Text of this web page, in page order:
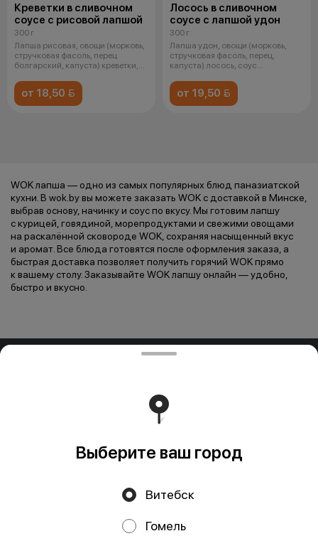
Креветки в сливочном
соусе с рисовой лапшой
300 г
Лапша рисовая, овощи (морковь,
стручковая фасоль, перец
болгарский, капуста) креветки,
от 18,50 
Лосось в сливочном
соусе с лапшой удон
300 г
Лапша удон, овощи (морковь,
стручковая фасоль, перец,
капуста) лосось, соус
от 19,50 
WOK лапша — одно из самых популярных блюд паназиатской
кухни. В wok.by вы можете заказать WOK с доставкой в Минске,
выбрав основу, начинку и соус по вкусу. Мы готовим лапшу
с курицей, говядиной, морепродуктами и свежими овощами
на раскалённой сковороде WOK, сохраняя насыщенный вкус
и аромат. Все блюда готовятся после оформления заказа, а
быстрая доставка позволяет получить горячий WOK прямо
к вашему столу. Заказывайте WOK лапшу онлайн — удобно,
быстро и вкусно.
ООО "ПАДТАЙ-ГРУПП"
Свидетельство выдано Минским горисполкомом
03.12.2020 г. Интернет-магазин зарегистрирован в
Торговом реестре Республики Беларусь 18.01.2021г.
Выберите ваш город
Витебск
Гомель